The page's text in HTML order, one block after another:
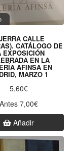
CALLE
CATÁLOGO DE
EXPOSICIÓN
EN LA
AFINSA EN
MARZO 1
5,60€
Antes 7,00€
Añadir